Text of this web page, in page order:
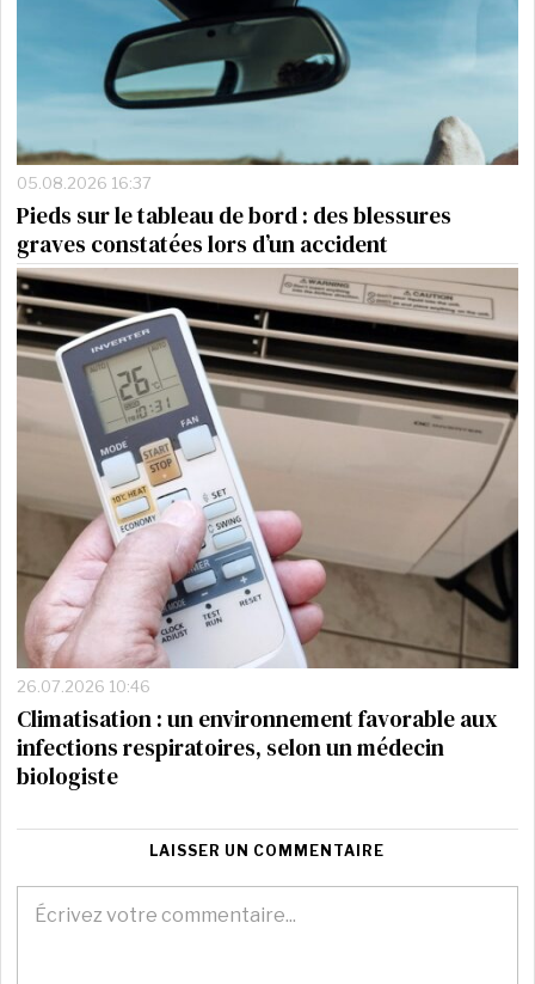
05.08.2026 16:37
Pieds sur le tableau de bord : des blessures
graves constatées lors d’un accident
26.07.2026 10:46
Climatisation : un environnement favorable aux
infections respiratoires, selon un médecin
biologiste
LAISSER UN COMMENTAIRE